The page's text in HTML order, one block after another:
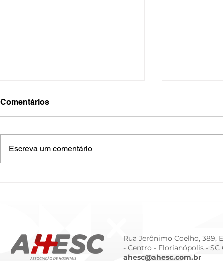
Comentários
Escreva um comentário
Rua Jerônimo Coelho, 389,
- Centro - Florianópolis - SC
ahesc@ahesc.com.br